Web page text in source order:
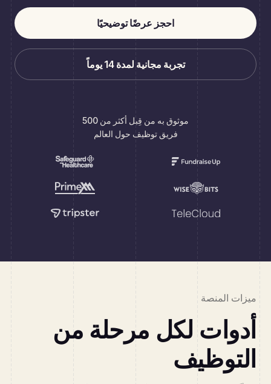
احجز عرضًا توضيحيًا
تجربة مجانية لمدة 14 يوماً
موثوق به من قِبل أكثر من 500
فريق توظيف حول العالم
ميزات المنصة
أدوات لكل مرحلة من
التوظيف